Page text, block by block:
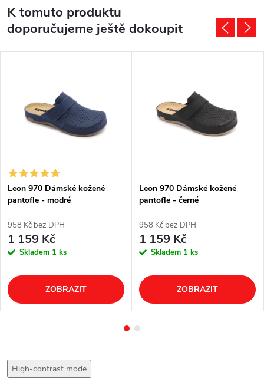
K tomuto produktu
doporučujeme ještě dokoupit
Leon 970 Dámské kožené
pantofle - modré
958 Kč bez DPH
1 159 Kč
Skladem 1 ks
ZOBRAZIT
Leon 970 Dámské kožené
pantofle - černé
958 Kč bez DPH
1 159 Kč
Skladem 1 ks
ZOBRAZIT
High-contrast mode